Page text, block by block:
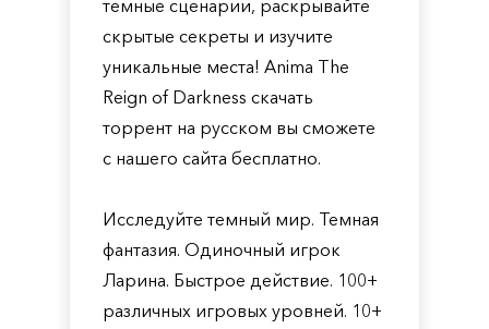
темные сценарии, раскрывайте
скрытые секреты и изучите
уникальные места! Anima The
Reign of Darkness скачать
торрент на русском вы сможете
с нашего сайта бесплатно.
Исследуйте темный мир. Темная
фантазия. Одиночный игрок
Ларина. Быстрое действие. 100+
различных игровых уровней. 10+